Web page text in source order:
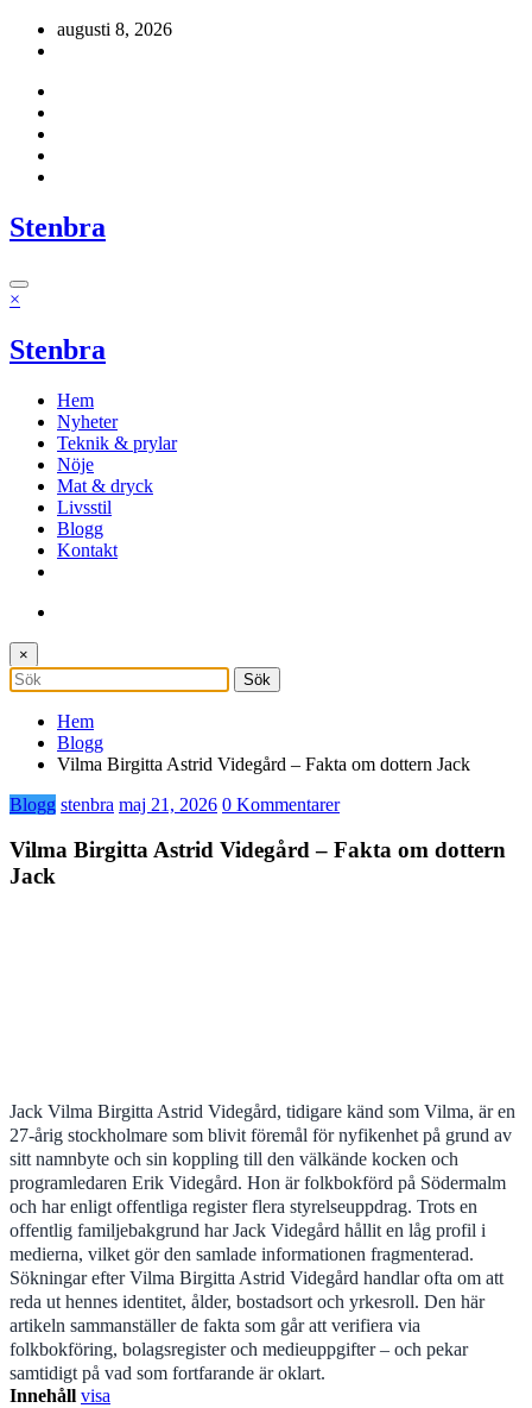
Hoppaaugusti 8, 2026
Stenbra
×
Stenbra
Hem
Nyheter
Teknik & prylar
Nöje
Mat & dryck
Livsstil
Blogg
Kontakt
×
Hem
Blogg
Vilma Birgitta Astrid Videgård – Fakta om dottern Jack
Blogg stenbra maj 21, 2026 0 Kommentarer
Vilma Birgitta Astrid Videgård – Fakta om dottern
Jack
Jack Vilma Birgitta Astrid Videgård, tidigare känd som Vilma, är en
27-årig stockholmare som blivit föremål för nyfikenhet på grund av
sitt namnbyte och sin koppling till den välkände kocken och
programledaren Erik Videgård. Hon är folkbokförd på Södermalm
och har enligt offentliga register flera styrelseuppdrag. Trots en
offentlig familjebakgrund har Jack Videgård hållit en låg profil i
medierna, vilket gör den samlade informationen fragmenterad.
Sökningar efter Vilma Birgitta Astrid Videgård handlar ofta om att
reda ut hennes identitet, ålder, bostadsort och yrkesroll. Den här
artikeln sammanställer de fakta som går att verifiera via
folkbokföring, bolagsregister och medieuppgifter – och pekar
samtidigt på vad som fortfarande är oklart.
Innehåll visa